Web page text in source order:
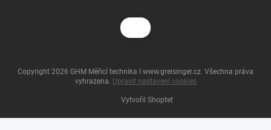
Vytvořil Shoptet
Copyright 2026 GHM Měřicí technika I www.greisinger.cz. Všechna práva
vyhrazena. Upravit nastavení cookies